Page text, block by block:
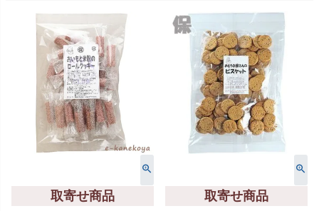
取寄せ商品 取寄せ商品